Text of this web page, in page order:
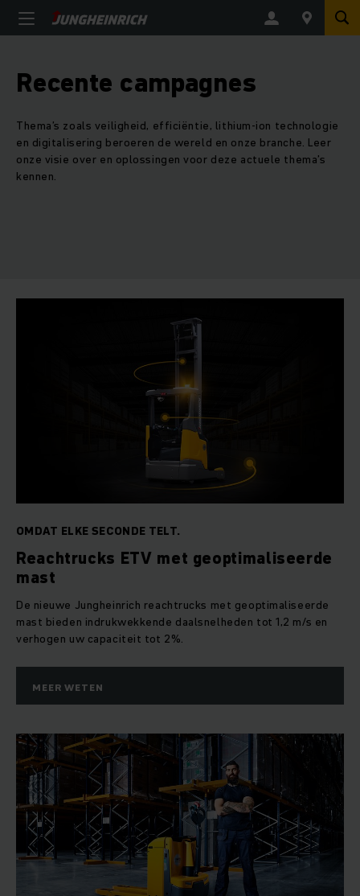
Recente campagnes
Thema’s zoals veiligheid, efficiëntie, lithium-ion technologie
en digitalisering beroeren de wereld en onze branche. Leer
onze visie over en oplossingen voor deze actuele thema’s
kennen.
OMDAT ELKE SECONDE TELT.
Reachtrucks ETV met geoptimaliseerde
mast
De nieuwe Jungheinrich reachtrucks met geoptimaliseerde
mast bieden indrukwekkende daalsnelheden tot 1,2 m/s en
verhogen uw capaciteit tot 2%.
MEER WETEN